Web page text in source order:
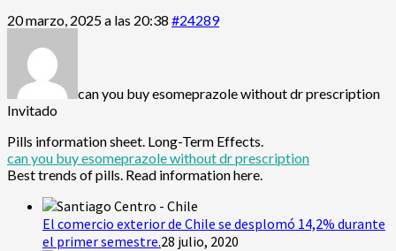
20 marzo, 2025 a las 20:38 #24289
can you buy esomeprazole without dr prescription
Invitado
Pills information sheet. Long-Term Effects.
can you buy esomeprazole without dr prescription
Best trends of pills. Read information here.
El comercio exterior de Chile se desplomó 14,2% durante
el primer semestre.28 julio, 2020